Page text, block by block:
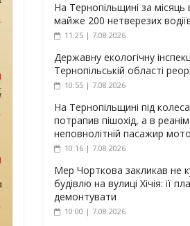
На Тернопільщині за місяць
майже 200 нетверезих
11:25 | 7.08.2026
Державну екологічну
Тернопільській області
10:55 | 7.08.2026
На Тернопільщині під
потрапив пішохід, а в
неповнолітній пасажир
10:16 | 7.08.2026
Мер Чорткова закликав не
будівлю на вулиці Хічія: її
демонтувати
10:00 | 7.08.2026